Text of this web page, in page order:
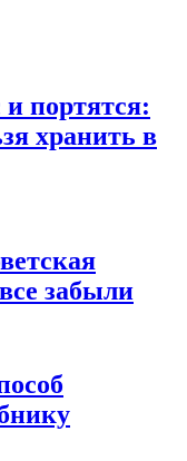
портятся:
хранить в
забыли